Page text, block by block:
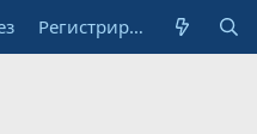
Регистрирай се